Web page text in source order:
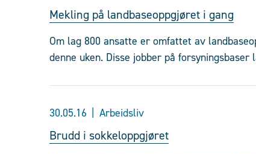
Mekling på landbaseoppgjøret i gang
Om lag 800 ansatte er omfattet av
denne uken. Disse jobber på forsyningsbaser
30.05.16 Arbeidsliv
Brudd i sokkeloppgjøret